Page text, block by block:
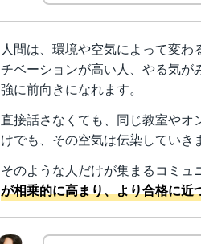
人間は、環境や空気によって変
チベーションが高い人、やる気
強に前向きになれます。
直接話さなくても、同じ教室や
けでも、その空気は伝染していき
そのような人だけが集まるコミュ
が相乗的に高まり、より合格に